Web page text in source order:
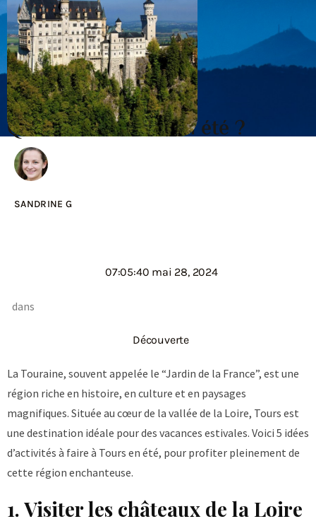
Que faire à Tours en été ?
SANDRINE G
07:05:40 mai 28, 2024
dans
Découverte
La Touraine, souvent appelée le “Jardin de la France”, est une
région riche en histoire, en culture et en paysages
magnifiques. Située au cœur de la vallée de la Loire, Tours est
une destination idéale pour des vacances estivales. Voici 5 idées
d’activités à faire à Tours en été, pour profiter pleinement de
cette région enchanteuse.
1. Visiter les châteaux de la Loire